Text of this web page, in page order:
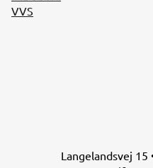
VVS
Langelandsvej